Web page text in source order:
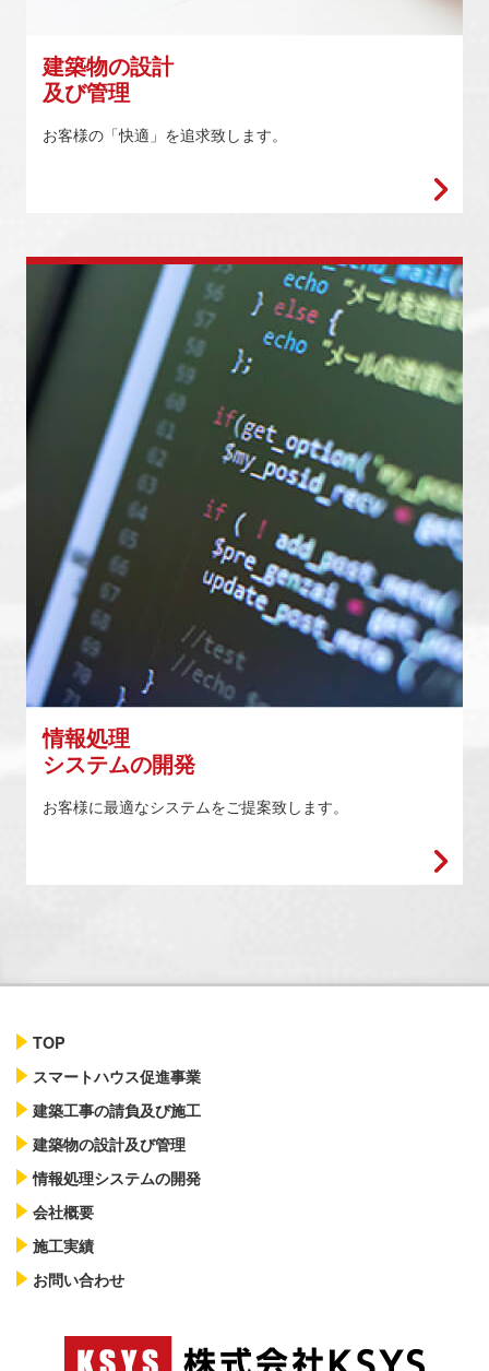
建築物の設計
及び管理
お客様の「快適」を追求致します。
情報処理
システムの開発
お客様に最適なシステムをご提案致します。
TOP
スマートハウス促進事業
建築工事の請負及び施工
建築物の設計及び管理
情報処理システムの開発
会社概要
施工実績
お問い合わせ